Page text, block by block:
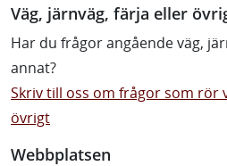
Väg, järnväg, färja eller
Har du frågor angående väg,
annat?
Skriv till oss om frågor som rör
övrigt
Webbplatsen